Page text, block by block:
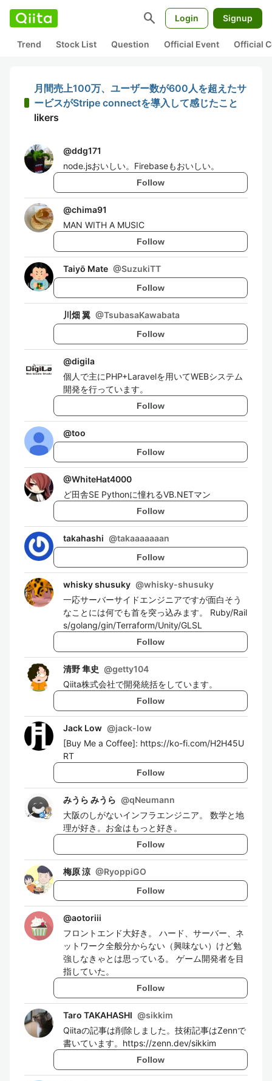
search Login Signup
Trend Stock List Question Official Event Official
月間売上100万、ユーザー数が600人を超えたサ
ービスがStripe connectを導入して感じたこと
likers
@ddg171
node.jsおいしい。Firebaseもおいしい。
Follow
@chima91
MAN WITH A MUSIC
Follow
Taiyō Mate @SuzukiTT
Follow
川畑 翼 @TsubasaKawabata
Follow
@digila
個人で主にPHP+Laravelを用いてWEBシステム
開発を行っています。
Follow
@too
Follow
@WhiteHat4000
ど田舎SE Pythonに憧れるVB.NETマン
Follow
takahashi @takaaaaaaan
Follow
whisky shusuky @whisky-shusuky
一応サーバーサイドエンジニアですが面白そう
なことには何でも首を突っ込みます。 Ruby/Rail
s/golang/gin/Terraform/Unity/GLSL
Follow
清野 隼史 @getty104
Qiita株式会社で開発統括をしています。
Follow
Jack Low @jack-low
[Buy Me a Coffee]: https://ko-fi.com/H2H45U
RT
Follow
みうら みうら @qNeumann
大阪のしがないインフラエンジニア。 数学と地
理が好き。お金はもっと好き。
Follow
梅原 涼 @RyoppiGO
Follow
@aotoriii
フロントエンド大好き。 ハード、サーバー、ネ
ットワーク全般分からない（興味ない）けど勉
強しなきゃとは思っている。 ゲーム開発者を目
指していた。
Follow
Taro TAKAHASHI @sikkim
Qiitaの記事は削除しました。技術記事はZennで
書いています。https://zenn.dev/sikkim
Follow